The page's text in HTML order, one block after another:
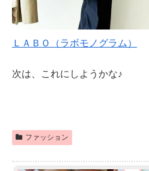
ＬＡＢＯ（ラボモノグラム）
次は、これにしようかな♪
ファッション